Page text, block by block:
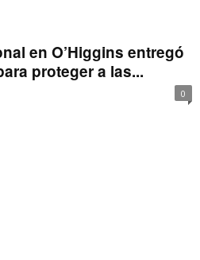
en O’Higgins entregó
proteger a las...
0